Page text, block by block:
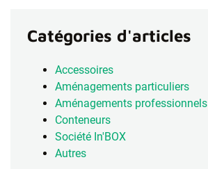
Catégories d'articles
Accessoires
Aménagements particuliers
Aménagements professionnels
Conteneurs
Société In'BOX
Autres